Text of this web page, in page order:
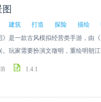
建筑 打造 探险 描绘
》是一款古风模拟经营类手游，由
。玩家需要扮演文徵明，重绘明朝
受明朝水乡日常。你将成为城市的
1.4.1